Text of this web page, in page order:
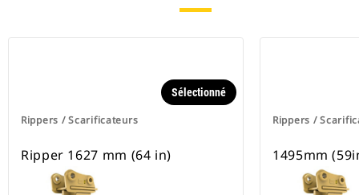
Rippers / Scarificateurs
Sélectionné
Ripper 1627 mm (64 in)
Rippers /
1495mm